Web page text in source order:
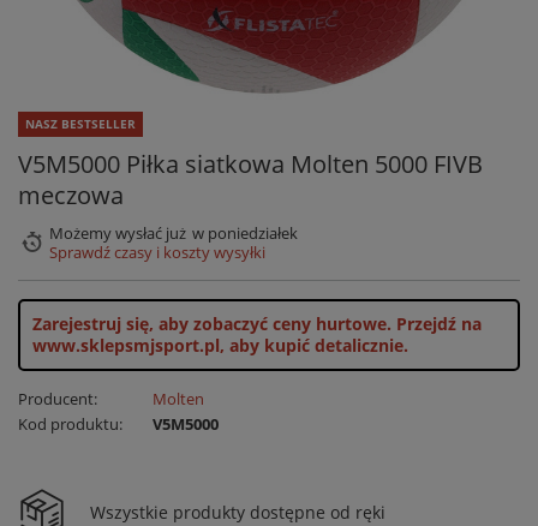
V5M5000 Piłka siatkowa Molten 5000 FIVB
meczowa
NASZ BESTSELLER
Możemy wysłać już w poniedziałek
Sprawdź czasy i koszty wysyłki
Zarejestruj się, aby zobaczyć ceny hurtowe. Przejdź na
www.sklepsmjsport.pl, aby kupić detalicznie.
Producent:
Molten
Kod produktu:
V5M5000
Wszystkie produkty dostępne od ręki